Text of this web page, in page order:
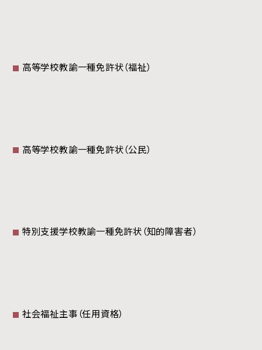
高等学校教諭一種免許状（福祉）
高等学校教諭一種免許状（公民）
特別支援学校教諭一種免許状（知的障害者）
社会福祉主事（任用資格）